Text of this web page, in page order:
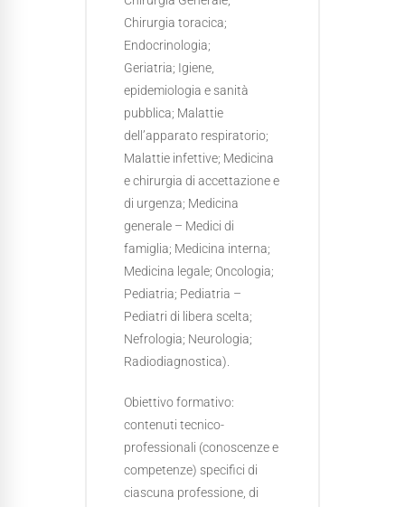
Chirurgia toracica;
Endocrinologia;
Geriatria; Igiene,
epidemiologia e sanità
pubblica; Malattie
dell’apparato respiratorio;
Malattie infettive; Medicina
e chirurgia di accettazione e
di urgenza; Medicina
generale – Medici di
famiglia; Medicina interna;
Medicina legale; Oncologia;
Pediatria; Pediatria –
Pediatri di libera scelta;
Nefrologia; Neurologia;
Radiodiagnostica).
Obiettivo formativo:
contenuti tecnico-
professionali (conoscenze e
competenze) specifici di
ciascuna professione, di